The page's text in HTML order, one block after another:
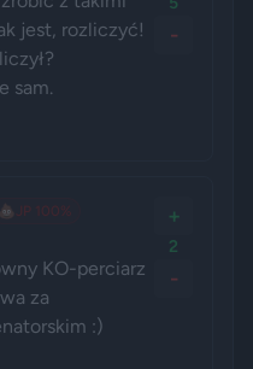
jest, rozliczyć!
sam.
-
💩 JP 100%
KO-perciarz
za
:)
+
2
-